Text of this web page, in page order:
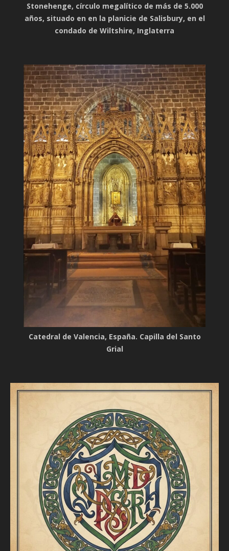
Stonehenge, círculo megalítico de más de 5.000
años, situado en en la planicie de Salisbury, en el
condado de Wiltshire, Inglaterra
Catedral de Valencia, España. Capilla del Santo
Grial